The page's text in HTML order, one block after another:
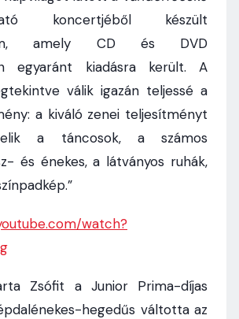
koncertjéből készült
amely CD és DVD
egyaránt kiadásra került. A
válik igazán teljessé a
a kiváló zenei teljesítményt
a táncosok, a számos
és énekes, a látványos ruhák,
watch?
Zsófit a Junior Prima-díjas
hegedűs váltotta az